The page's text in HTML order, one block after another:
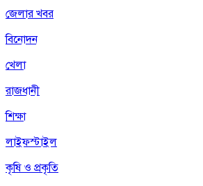
জেলার খবর
বিনোদন
খেলা
রাজধানী
শিক্ষা
লাইফস্টাইল
কৃষি ও প্রকৃতি